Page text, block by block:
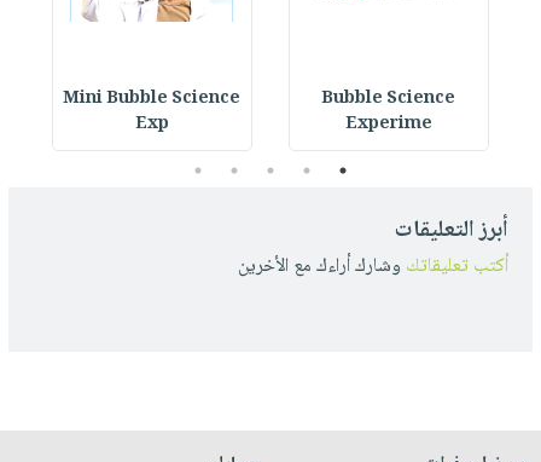
Bubble Science
Experime
Mini Bubble Science
Exp
1
2
3
4
5
أبرز التعليقات
أكتب تعليقاتك وشارك أراءك مع الأخرين